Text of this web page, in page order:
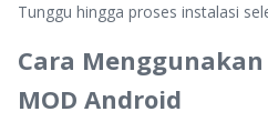
Tunggu hingga proses instalasi
Cara Menggunakan
MOD Android